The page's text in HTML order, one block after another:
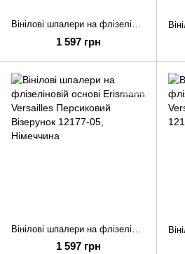
Вінілові шпалери на флізеліновій основі Erismann Versailles Білий Візерунок 12177-01
1 597 грн
1 597 грн